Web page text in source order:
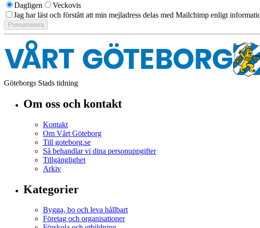
Dagligen
Veckovis
Jag har läst och förstått att min mejladress delas med Mailchimp enligt
Göteborgs Stads tidning
Om oss och kontakt
Kontakt
Om Vårt Göteborg
Till goteborg.se
Så behandlar vi dina personuppgifter
Tillgänglighet
Arkiv
Kategorier
Bygga, bo och leva hållbart
Företag och organisationer